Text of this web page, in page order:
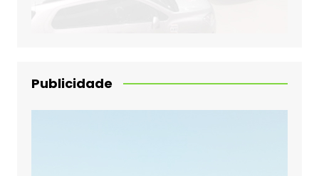
Publicidade